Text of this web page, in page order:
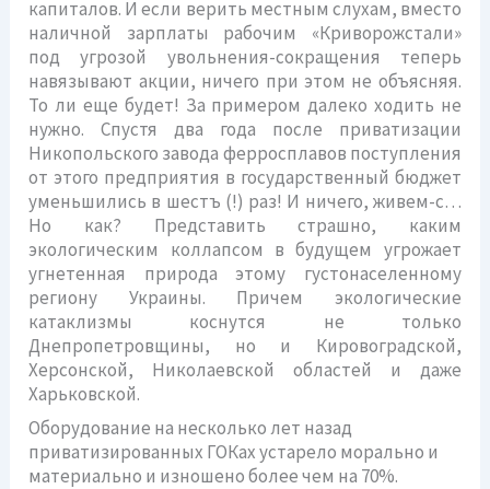
капиталов. И если верить местным слухам, вместо
наличной зарплаты рабочим «Криворожстали»
под угрозой увольнения-сокращения теперь
навязывают акции, ничего при этом не объясняя.
То ли еще будет! За примером далеко ходить не
нужно. Спустя два года после приватизации
Никопольского завода ферросплавов поступления
от этого предприятия в государственный бюджет
уменьшились в шестъ (!) раз! И ничего, живем-с…
Но как? Представить страшно, каким
экологическим коллапсом в будущем угрожает
угнетенная природа этому густонаселенному
региону Украины. Причем экологические
катаклизмы коснутся не только
Днепропетровщины, но и Кировоградской,
Херсонской, Николаевской областей и даже
Харьковской.
Оборудование на несколько лет назад
приватизированных ГОКах устарело морально и
материально и изношено более чем на 70%.